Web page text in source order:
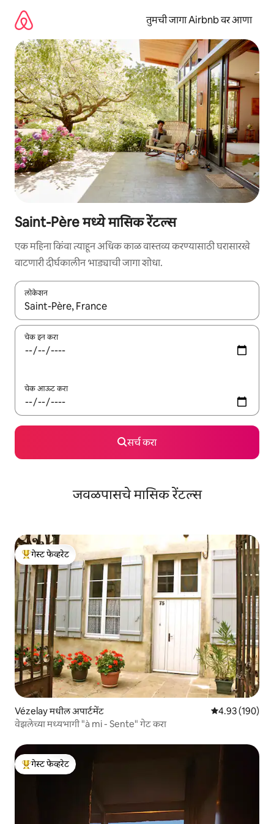
तुमची जागा Airbnb वर आणा
Saint-Père मध्ये मासिक रेंटल्स
एक महिना किंवा त्याहून अधिक काळ वास्तव्य करण्यासाठी घरासारखे
वाटणारी दीर्घकालीन भाड्याची जागा शोधा.
लोकेशन
जेव्हा परिणाम उपलब्ध असतील, तेव्हा वरच्या आणि खाली बाणांच्या किजसह
चेक इन करा
चेक आऊट करा
सर्च करा
जवळपासचे मासिक रेंटल्स
टॉप गेस्ट फेव्हरेट
गेस्ट फेव्हरेट
Vézelay मधील अपार्टमेंट 5 पैकी 4.93
4.93 (190)
वेझलेच्या मध्यभागी "à mi - Sente" गेट करा
टॉप गेस्ट फेव्हरेट
गेस्ट फेव्हरेट